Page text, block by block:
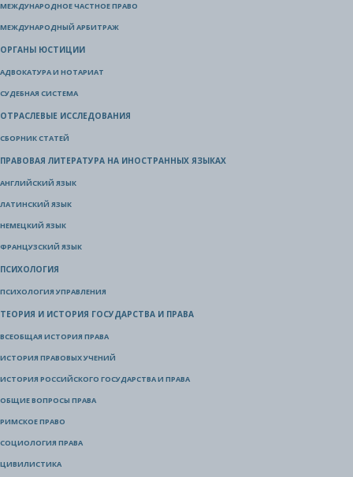
МЕЖДУНАРОДНОЕ ЧАСТНОЕ ПРАВО
МЕЖДУНАРОДНЫЙ АРБИТРАЖ
ОРГАНЫ ЮСТИЦИИ
АДВОКАТУРА И НОТАРИАТ
СУДЕБНАЯ СИСТЕМА
ОТРАСЛЕВЫЕ ИССЛЕДОВАНИЯ
СБОРНИК СТАТЕЙ
ПРАВОВАЯ ЛИТЕРАТУРА НА ИНОСТРАННЫХ ЯЗЫКАХ
АНГЛИЙСКИЙ ЯЗЫК
ЛАТИНСКИЙ ЯЗЫК
НЕМЕЦКИЙ ЯЗЫК
ФРАНЦУЗСКИЙ ЯЗЫК
ПСИХОЛОГИЯ
ПСИХОЛОГИЯ УПРАВЛЕНИЯ
ТЕОРИЯ И ИСТОРИЯ ГОСУДАРСТВА И ПРАВА
ВСЕОБЩАЯ ИСТОРИЯ ПРАВА
ИСТОРИЯ ПРАВОВЫХ УЧЕНИЙ
ИСТОРИЯ РОССИЙСКОГО ГОСУДАРСТВА И ПРАВА
ОБЩИЕ ВОПРОСЫ ПРАВА
РИМСКОЕ ПРАВО
СОЦИОЛОГИЯ ПРАВА
ЦИВИЛИСТИКА